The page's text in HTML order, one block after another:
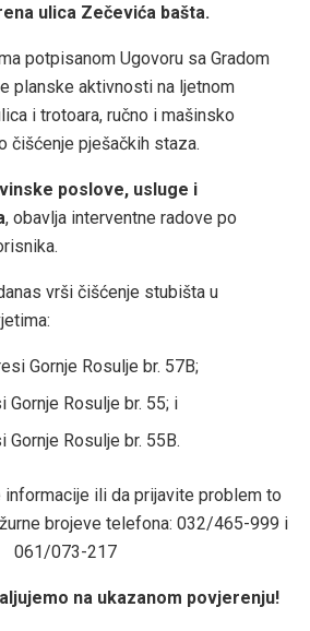
ulica Zečevića bašta.
potpisanom Ugovoru sa Gradom
planske aktivnosti na ljetnom
i trotoara, ručno i mašinsko
čišćenje pješačkih staza.
poslove, usluge i
, obavlja interventne radove po
vrši čišćenje stubišta u
Gornje Rosulje br. 57B;
Gornje Rosulje br. 55; i
Gornje Rosulje br. 55B.
ili da prijavite problem to
brojeve telefona: 032/465-999 i
061/073-217
na ukazanom povjerenju!